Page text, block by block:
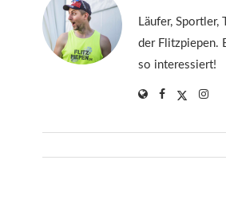
Läufer,
der Flitzpiepen.
so interessiert!